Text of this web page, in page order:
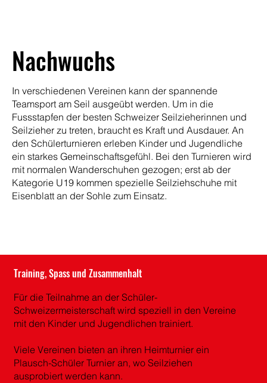
Nachwuchs
In verschiedenen Vereinen kann der spannende
Teamsport am Seil ausgeübt werden. Um in die
Fussstapfen der besten Schweizer Seilzieherinnen und
Seilzieher zu treten, braucht es Kraft und Ausdauer. An
den Schülerturnieren erleben Kinder und Jugendliche
ein starkes Gemeinschaftsgefühl. Bei den Turnieren wird
mit normalen Wanderschuhen gezogen; erst ab der
Kategorie U19 kommen spezielle Seilziehschuhe mit
Eisenblatt an der Sohle zum Einsatz.
Training, Spass und Zusammenhalt
Für die Teilnahme an der Schüler-
Schweizermeisterschaft wird speziell in den Vereine
mit den Kinder und Jugendlichen trainiert.
Viele Vereinen bieten an ihren Heimturnier ein
Plausch-Schüler Turnier an, wo Seilziehen
ausprobiert werden kann.